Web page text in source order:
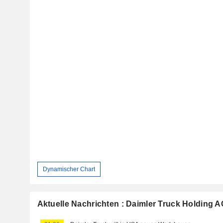
Dynamischer Chart
Aktuelle Nachrichten : Daimler Truck Holding